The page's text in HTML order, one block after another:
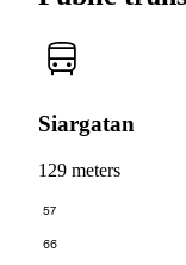
Siargatan
129 meters
57
66